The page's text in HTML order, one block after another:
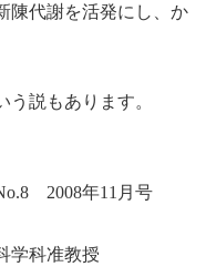
陳代謝を活発にし、か
説もあります。
2008年11月号
学科准教授